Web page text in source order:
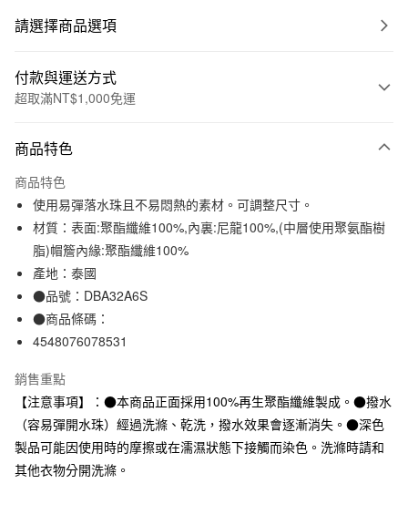
請選擇商品選項
付款與運送方式
超取滿NT$1,000免運
信用卡一次付款
信用卡分期付款
3 期 0 利率 每期NT$210 21家銀行
合作金庫商業銀行
華南商業銀行
上海商業儲蓄銀行
臺灣中小企業銀行
匯豐（台灣）商業銀行
元大商業銀行
玉山商業銀行
星展（台灣）商業銀行
台新國際商業銀行
中國信託商業銀行
台灣樂天信用卡公司
超商取貨付款
LINE Pay
Apple Pay
悠遊付
運送方式
全家取貨付款
商品特色
商品特色
使用易彈落水珠且不易悶熱的素材。可調整尺寸。
材質：表面:聚酯纖維100%,內裏:尼龍100%,(中層使用聚氨酯樹
脂)帽簷內緣:聚酯纖維100%
產地：泰國
●品號：DBA32A6S
●商品條碼：
4548076078531
銷售重點
【注意事項】：●本商品正面採用100%再生聚酯纖維製成。●撥水
（容易彈開水珠）經過洗滌、乾洗，撥水效果會逐漸消失。●深色
製品可能因使用時的摩擦或在濡濕狀態下接觸而染色。洗滌時請和
其他衣物分開洗滌。